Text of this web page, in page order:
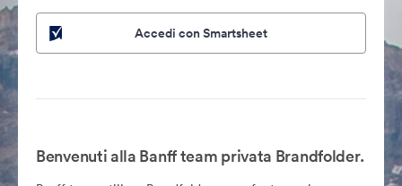
Accedi con Smartsheet
Benvenuti alla Banff team privata Brandfolder.